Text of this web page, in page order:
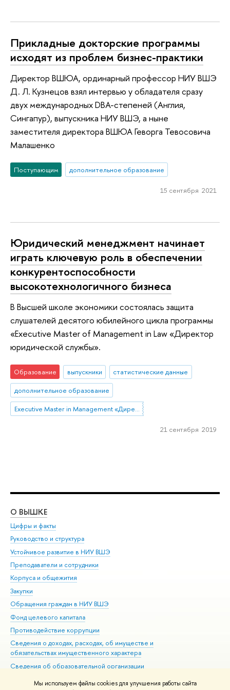
Мы используем файлы cookies для улучшения работы сайта
Прикладные докторские программы
исходят из проблем бизнес-практики
Директор ВШЮА, ординарный профессор НИУ ВШЭ
Д. Л. Кузнецов взял интервью у обладателя сразу
двух международных DBA-степеней (Англия,
Сингапур), выпускника НИУ ВШЭ, а ныне
заместителя директора ВШЮА Геворга Тевосовича
Малашенко
Поступающим дополнительное образование
15 сентября 2021
Юридический менеджмент начинает
играть ключевую роль в обеспечении
конкурентоспособности
высокотехнологичного бизнеса
В Высшей школе экономики состоялась защита
слушателей десятого юбилейного цикла программы
«Executive Master of Management in Law «Директор
юридической службы».
Образование выпускники
статистические данные
дополнительное образование
Executive Master in Management «Директор юридической службы: партнер в цифровой трансформации и развитии бизнеса»
21 сентября 2019
О ВЫШКЕ
Цифры и факты
Руководство и структура
Устойчивое развитие в НИУ ВШЭ
Преподаватели и сотрудники
Корпуса и общежития
Закупки
Обращения граждан в НИУ ВШЭ
Фонд целевого капитала
Противодействие коррупции
Сведения о доходах, расходах, об имуществе и
обязательствах имущественного характера
Сведения об образовательной организации
Людям с ограниченными возможностями здоровья